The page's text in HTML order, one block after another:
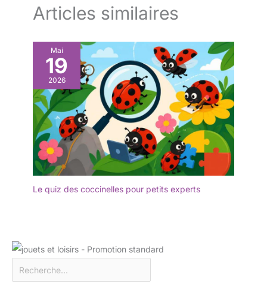
Articles similaires
Mai
19
2026
Le quiz des coccinelles pour petits experts